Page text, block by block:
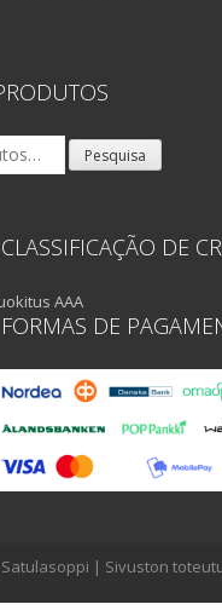
Pesquisa
DE
FORMAS DE
| Sivuston